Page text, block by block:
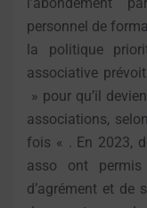
l’abondement
personnel de
la politique
associative
» pour qu’il
associations,
fois « . En 2023,
asso ont permis
d’agrément et de